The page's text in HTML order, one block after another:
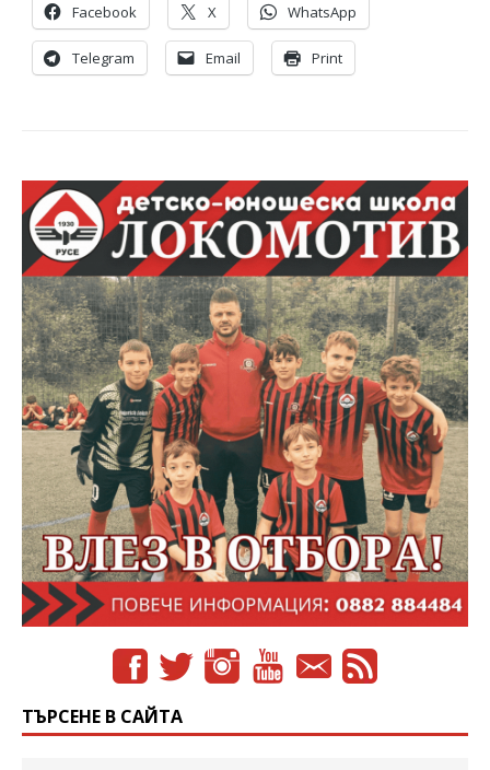
Facebook X WhatsApp
Telegram Email Print
ТЪРСЕНЕ В САЙТА